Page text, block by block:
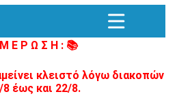
Ε Ρ Ω Σ Η : 📚
κλειστό λόγω διακοπών
έως και 22/8.